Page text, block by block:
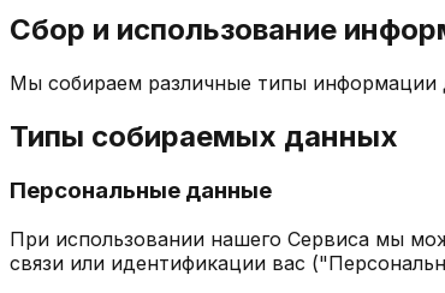
Сбор и использование
Мы собираем различные типы информации
Типы собираемых данных
Персональные данные
При использовании нашего Сервиса мы
связи или идентификации вас